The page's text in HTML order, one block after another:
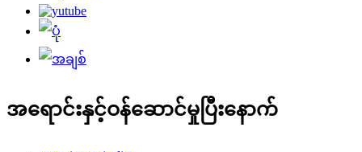
အရောင်းနှင့်ဝန်ဆောင်မှုပြီးနောက်